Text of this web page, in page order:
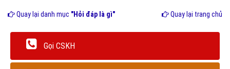
Quay lại danh mục "Hỏi đáp là gì" Quay lại trang chủ
Gọi CSKH